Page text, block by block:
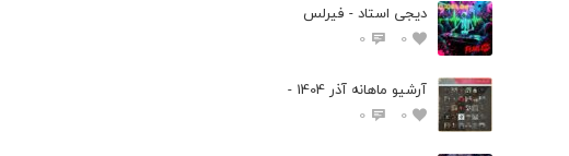
دیجی استاد - فیرلس
0
0
آرشیو ماهانه آذر 1404 -
0
0